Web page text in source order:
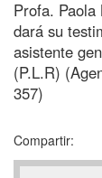
Profa.
dará su
asistente
(P.L.R)
357)
Compartir: